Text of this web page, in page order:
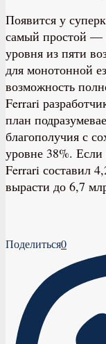
Появится у
самый простой —
уровня из пяти
для монотонной
возможность
Ferrari
план
благополучия с
уровне 38%.
Ferrari составил
вырасти до 6,7
Поделиться0